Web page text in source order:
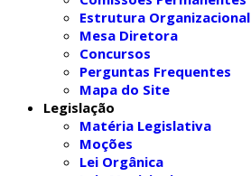
Estrutura Organizacional
Mesa Diretora
Concursos
Perguntas Frequentes
Mapa do Site
Legislação
Matéria Legislativa
Moções
Lei Orgânica